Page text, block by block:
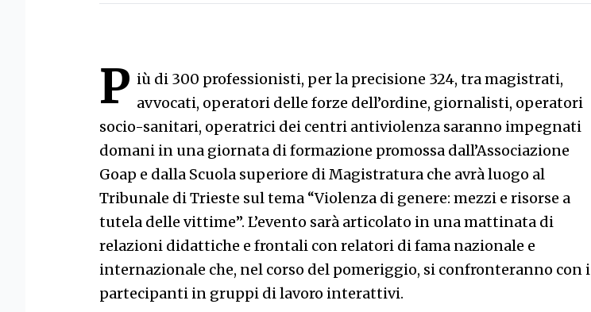
P iù di 300 professionisti, per la precisione 324, tra magistrati,
avvocati, operatori delle forze dell’ordine, giornalisti, operatori
socio-sanitari, operatrici dei centri antiviolenza saranno impegnati
domani in una giornata di formazione promossa dall’Associazione
Goap e dalla Scuola superiore di Magistratura che avrà luogo al
Tribunale di Trieste sul tema “Violenza di genere: mezzi e risorse a
tutela delle vittime”. L’evento sarà articolato in una mattinata di
relazioni didattiche e frontali con relatori di fama nazionale e
internazionale che, nel corso del pomeriggio, si confronteranno con i
partecipanti in gruppi di lavoro interattivi.